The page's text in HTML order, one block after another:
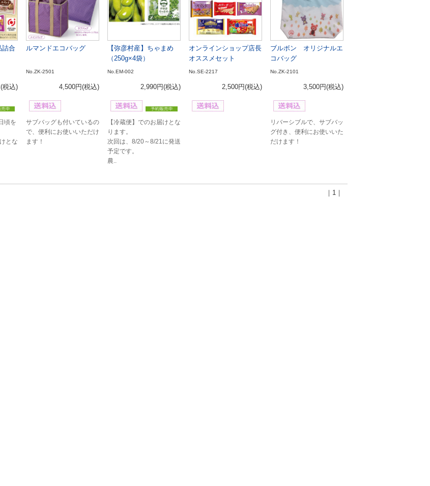
合
(税込)
頃を
とな
ルマンドエコバッグ
No.ZK-2501
4,500円(税込)
サブバッグも付いているの
で、便利にお使いいただけ
ます！
【弥彦村産】ちゃまめ
（250g×4袋）
No.EM-002
2,990円(税込)
【冷蔵便】でのお届けとな
ります。
次回は、8/20～8/21に発送
予定です。
農..
オンラインショップ店長
オススメセット
No.SE-2217
2,500円(税込)
ブルボン オリジナルエ
コバッグ
No.ZK-2101
3,500円(税込)
リバーシブルで、サブバッ
グ付き、便利にお使いいた
だけます！
｜1｜